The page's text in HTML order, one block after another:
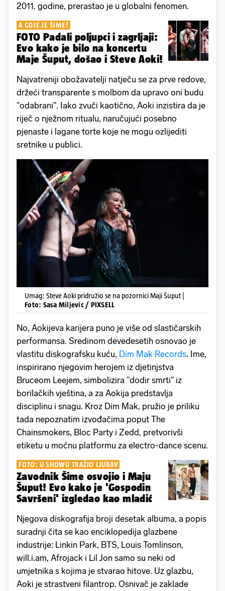
2011. godine, prerastao je u globalni fenomen.
A GDJE JE ŠIME?
FOTO Padali poljupci i zagrljaji:
Evo kako je bilo na koncertu
Maje Šuput, došao i Steve Aoki!
Najvatreniji obožavatelji natječu se za prve redove,
držeći transparente s molbom da upravo oni budu
"odabrani". Iako zvuči kaotično, Aoki inzistira da je
riječ o nježnom ritualu, naručujući posebno
pjenaste i lagane torte koje ne mogu ozlijediti
sretnike u publici.
Umag: Steve Aoki pridružio se na pozornici Maji Šuput |
Foto: Sasa Miljevic / PIXSELL
No, Aokijeva karijera puno je više od slastičarskih
performansa. Sredinom devedesetih osnovao je
vlastitu diskografsku kuću, Dim Mak Records. Ime,
inspirirano njegovim herojem iz djetinjstva
Bruceom Leejem, simbolizira "dodir smrti" iz
borilačkih vještina, a za Aokija predstavlja
disciplinu i snagu. Kroz Dim Mak, pružio je priliku
tada nepoznatim izvođačima poput The
Chainsmokers, Bloc Party i Zedd, pretvorivši
etiketu u moćnu platformu za electro-dance scenu.
FOTO: U SHOWU TRAŽIO LJUBAV
Zavodnik Šime osvojio i Maju
Šuput! Evo kako je 'Gospodin
Savršeni' izgledao kao mladić
Njegova diskografija broji desetak albuma, a popis
suradnji čita se kao enciklopedija glazbene
industrije: Linkin Park, BTS, Louis Tomlinson,
will.i.am, Afrojack i Lil Jon samo su neki od
umjetnika s kojima je stvarao hitove. Uz glazbu,
Aoki je strastveni filantrop. Osnivač je zaklade